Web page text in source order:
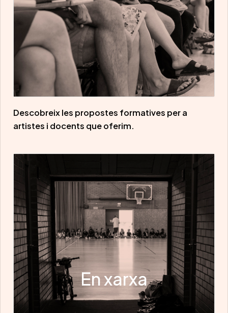
Descobreix les propostes formatives per a
artistes i docents que oferim.
En xarxa